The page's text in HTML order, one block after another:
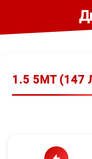
1.5 5MT (147